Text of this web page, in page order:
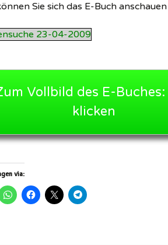
Sie sich das E-Buch anschauen
23-04-2009
Vollbild des E-
klicken
via: